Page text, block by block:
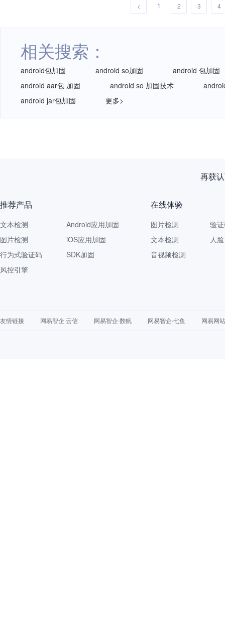
< 1 2 3 4
相关搜索：
android包加固 android so加固
android 包加固
android aar包 加固
android so 加固技术
android jar包加固
更多>
再获
推荐产品
文本检测
图片检测
行为式验证码
风控引擎
Android应用加固
iOS应用加固
SDK加固
在线体验
图片检测
文本检测
音视频检测
验
人
友情链接 网易智企·云信 网易智企·数帆 网易智企·七鱼 网易网